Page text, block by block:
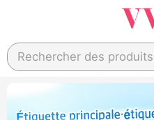
Rechercher des produits